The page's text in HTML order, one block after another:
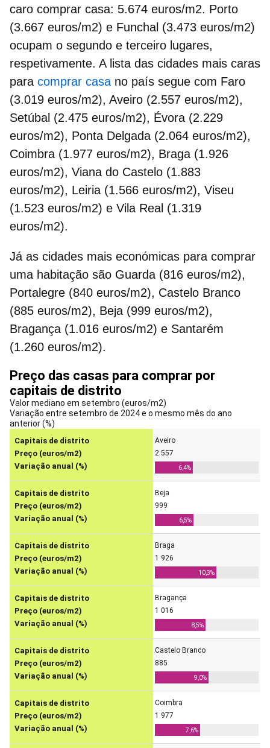
caro comprar casa: 5.674 euros/m2. Porto
(3.667 euros/m2) e Funchal (3.473 euros/m2)
ocupam o segundo e terceiro lugares,
respetivamente. A lista das cidades mais caras
para comprar casa no país segue com Faro
(3.019 euros/m2), Aveiro (2.557 euros/m2),
Setúbal (2.475 euros/m2), Évora (2.229
euros/m2), Ponta Delgada (2.064 euros/m2),
Coimbra (1.977 euros/m2), Braga (1.926
euros/m2), Viana do Castelo (1.883
euros/m2), Leiria (1.566 euros/m2), Viseu
(1.523 euros/m2) e Vila Real (1.319
euros/m2).
Já as cidades mais económicas para comprar
uma habitação são Guarda (816 euros/m2),
Portalegre (840 euros/m2), Castelo Branco
(885 euros/m2), Beja (999 euros/m2),
Bragança (1.016 euros/m2) e Santarém
(1.260 euros/m2).